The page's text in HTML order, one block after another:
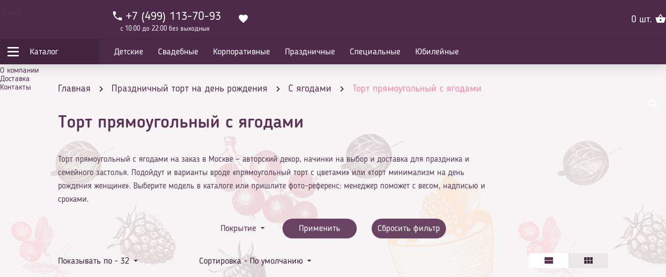
+7 (499) 113-70-93
с 10:00 до 22:00 без выходных
0 шт.
Каталог Детские Свадебные Корпоративные Праздничные Специальные Юбилейные
О компании
Доставка
Контакты
Главная Праздничный торт на день рождения С ягодами Торт прямоугольный с ягодами
Торт прямоугольный с ягодами
Торт прямоугольный с ягодами на заказ в Москве — авторский декор, начинки на выбор и доставка для праздника и
семейного застолья. Подойдут и варианты вроде «прямоугольный торт с цветами» или «торт минимализм на день
рождения женщине». Выберите модель в каталоге или пришлите фото-референс: менеджер поможет с весом, надписью и
сроками.
Покрытие Применить Сбросить фильтр
Показывать по - 32 Сортировка -По умолчанию